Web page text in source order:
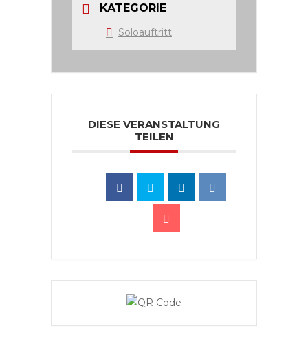
KATEGORIE
Soloauftritt
DIESE VERANSTALTUNG
TEILEN